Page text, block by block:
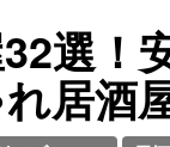
選！
居酒